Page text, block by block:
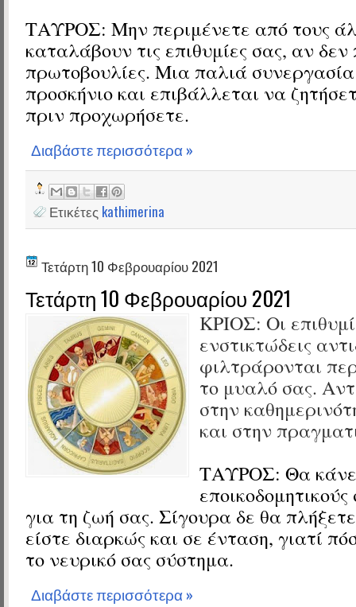
ΤΑΥΡΟΣ: Μην περιμένετε από τους
καταλάβουν τις επιθυμίες σας, αν
πρωτοβουλίες. Μια παλιά
προσκήνιο και επιβάλλεται να
πριν προχωρήσετε.
Διαβάστε περισσότερα »
Ετικέτες kathimerina
Τετάρτη 10 Φεβρουαρίου 2021
Τετάρτη 10 Φεβρουαρίου 2021
ΚΡΙΟΣ: Οι
ενστικτώδεις
φιλτράρονται
το μυαλό σας.
στην
και στην
ΤΑΥΡΟΣ: Θα
για τη ζωή σας. Σίγουρα δε θα
είστε διαρκώς και σε ένταση, γιατί
το νευρικό σας σύστημα.
Διαβάστε περισσότερα »